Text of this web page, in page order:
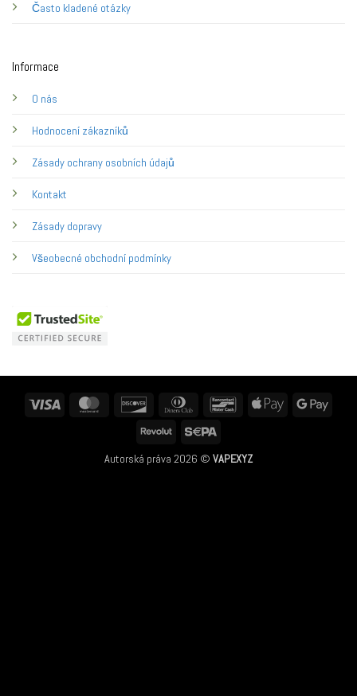
Často kladené otázky
Informace
O nás
Hodnocení zákazníků
Zásady ochrany osobních údajů
Kontakt
Zásady dopravy
Všeobecné obchodní podmínky
Visa MasterCard Discover
Dinners
BancontactApple
Revolut
Autorská práva 2026 © VAPEXYZ